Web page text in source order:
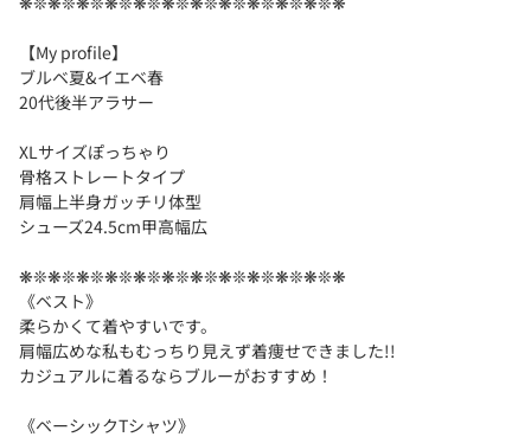
【My profile】
ブルベ夏&イエベ春
20代後半アラサー
XLサイズぽっちゃり
骨格ストレートタイプ
肩幅上半身ガッチリ体型
シューズ24.5cm甲高幅広
❋❊❋❊❋❊❋❊❋❊❋❊❋❊❋❊❋❊❋❊❋❊❋
《ベスト》
柔らかくて着やすいです。
肩幅広めな私もむっちり見えず着痩せできました!!
カジュアルに着るならブルーがおすすめ！
《ベーシックTシャツ》